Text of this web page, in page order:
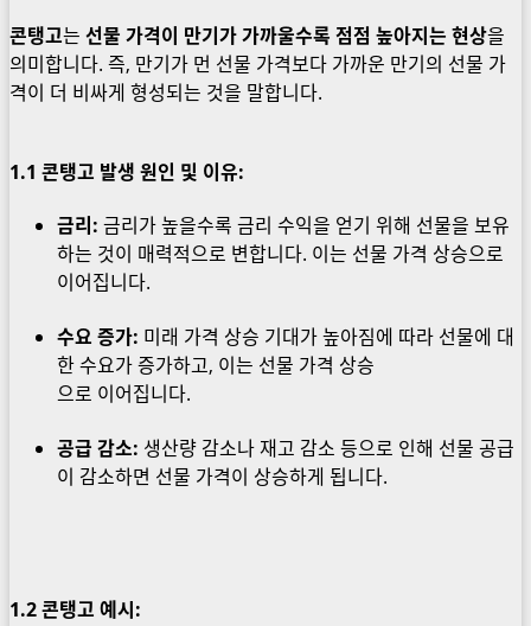
콘탱고는 선물 가격이 만기가 가까울수록 점점 높아지는 현상을
의미합니다. 즉, 만기가 먼 선물 가격보다 가까운 만기의 선물 가
격이 더 비싸게 형성되는 것을 말합니다.
1.1 콘탱고 발생 원인 및 이유:
금리: 금리가 높을수록 금리 수익을 얻기 위해 선물을 보유
하는 것이 매력적으로 변합니다. 이는 선물 가격 상승으로
이어집니다.
수요 증가: 미래 가격 상승 기대가 높아짐에 따라 선물에 대
한 수요가 증가하고, 이는 선물 가격 상승
으로 이어집니다.
공급 감소: 생산량 감소나 재고 감소 등으로 인해 선물 공급
이 감소하면 선물 가격이 상승하게 됩니다.
1.2콘탱고 예시: